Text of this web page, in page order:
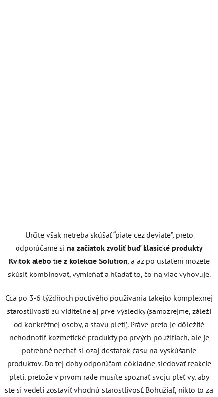
Určite však netreba skúšať “piate cez deviate”, preto
odporúčame si na začiatok zvoliť buď klasické produkty
Kvitok alebo tie z kolekcie Solution, a až po ustálení môžete
skúsiť kombinovať, vymieňať a hľadať to, čo najviac vyhovuje.
Cca po 3-6 týždňoch poctivého používania takejto komplexnej
starostlivosti sú viditeľné aj prvé výsledky (samozrejme, záleží
od konkrétnej osoby, a stavu pleti). Práve preto je dôležité
nehodnotiť kozmetické produkty po prvých použitiach, ale je
potrebné nechať si ozaj dostatok času na vyskúšanie
produktov. Do tej doby odporúčam dôkladne sledovať reakcie
pleti, pretože v prvom rade musíte spoznať svoju pleť vy, aby
ste si vedeli zostaviť vhodnú starostlivosť. Bohužiaľ, nikto to za